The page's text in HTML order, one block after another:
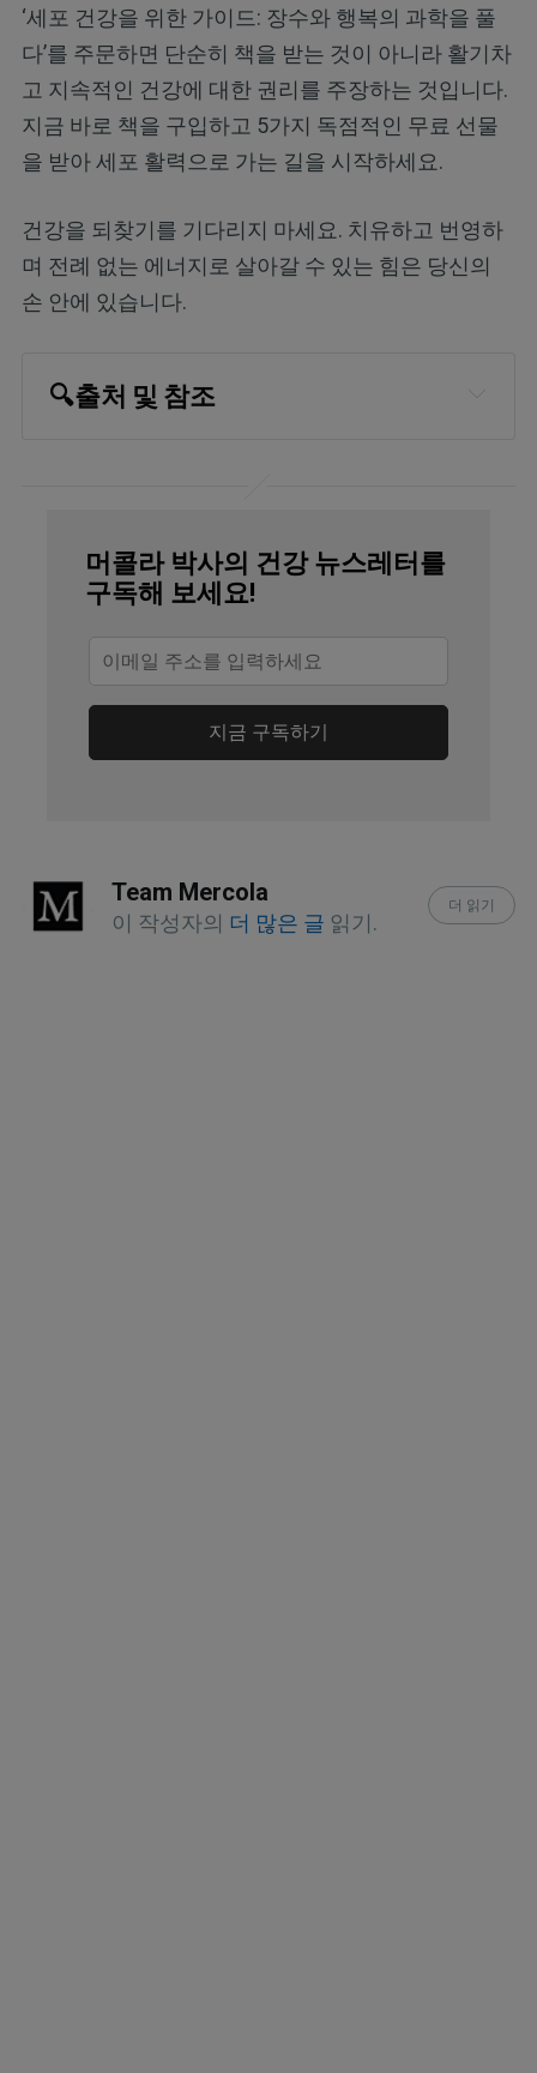
‘세포 건강을 위한 가이드: 장수와 행복의 과학을 풀
다’를 주문하면 단순히 책을 받는 것이 아니라 활기차
고 지속적인 건강에 대한 권리를 주장하는 것입니다.
지금 바로 책을 구입하고 5가지 독점적인 무료 선물
을 받아 세포 활력으로 가는 길을 시작하세요.
건강을 되찾기를 기다리지 마세요. 치유하고 번영하
며 전례 없는 에너지로 살아갈 수 있는 힘은 당신의
손 안에 있습니다.
🔍출처 및 참조
10.1016/j.jsbmb.2018.12.010. Epub
2019 Jan 4
Endocr Pract. 2021 May; 27(5): 484-
PLOS ONE 2016; 11 (4): e0152441
Occupational and Environmental
Medicine 2021;78:286-292
머콜라 박사의 건강 뉴스레터를
구독해 보세요!
지금 구독하기
Team Mercola
이 작성자의 더 많은 글 읽기.
더 읽기